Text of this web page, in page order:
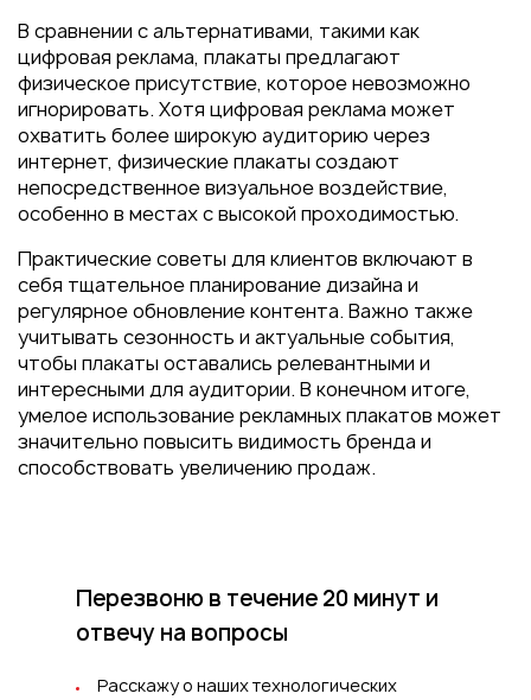
В сравнении с альтернативами, такими как
цифровая реклама, плакаты предлагают
физическое присутствие, которое невозможно
игнорировать. Хотя цифровая реклама может
охватить более широкую аудиторию через
интернет, физические плакаты создают
непосредственное визуальное воздействие,
особенно в местах с высокой проходимостью.
Практические советы для клиентов включают в
себя тщательное планирование дизайна и
регулярное обновление контента. Важно также
учитывать сезонность и актуальные события,
чтобы плакаты оставались релевантными и
интересными для аудитории. В конечном итоге,
умелое использование рекламных плакатов может
значительно повысить видимость бренда и
способствовать увеличению продаж.
Перезвоню в течение 20 минут и
отвечу на вопросы
Расскажу о наших технологических